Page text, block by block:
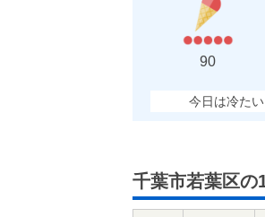
90
今日は冷た
千葉市若葉区の